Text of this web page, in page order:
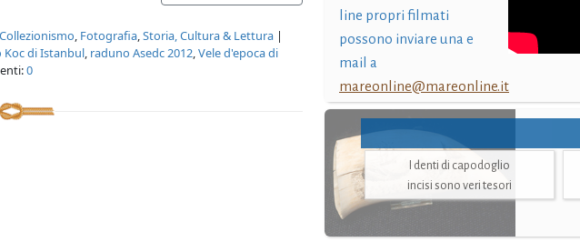
, Fotografia,Storia, Cultura & Lettura |
Koc di Istanbul, raduno Asedc 2012,Vele d'epoca di
0
line propri filmati
possono inviare una e
mail a
mareonline@mareonline.it
I denti di capodoglio
incisi sono veri tesori